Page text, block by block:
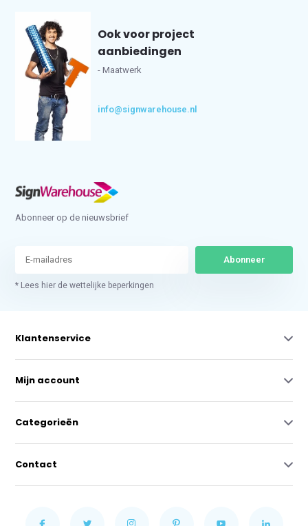
Ook voor project
aanbiedingen
- Maatwerk
info@signwarehouse.nl
Abonneer op de nieuwsbrief
Abonneer
* Lees hier de wettelijke beperkingen
Klantenservice
Mijn account
Categorieën
Contact